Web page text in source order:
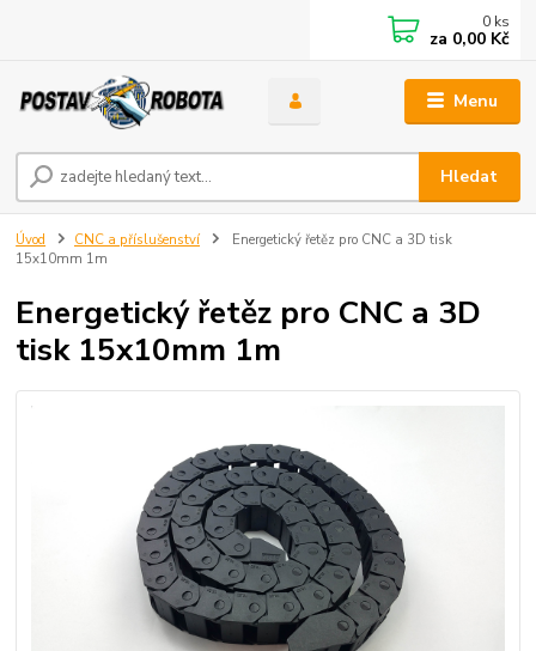
Menu
Hledat
0 ks
za 0,00 Kč
Úvod CNC a příslušenství
Energetický řetěz pro CNC a 3D tisk
15x10mm 1m
Energetický řetěz pro CNC a 3D
tisk 15x10mm 1m